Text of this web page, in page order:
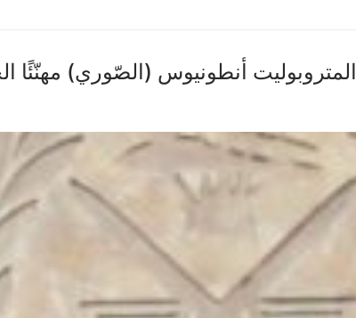
المتروبوليت أنطونيوس (الصّوري) مهنّئًا الجيش